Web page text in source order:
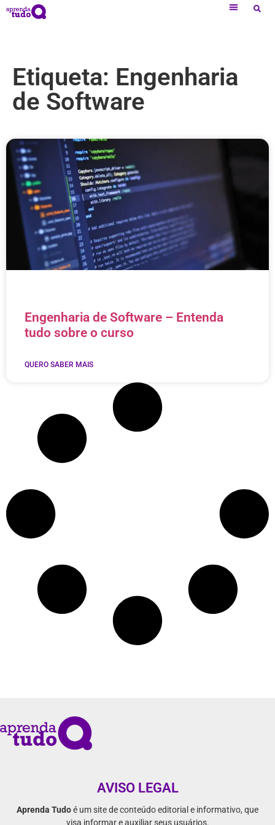
Etiqueta: Engenharia
de Software
Engenharia de Software – Entenda
tudo sobre o curso
QUERO SABER MAIS
AVISO LEGAL
Aprenda Tudoé um site de conteúdo editorial e informativo, que